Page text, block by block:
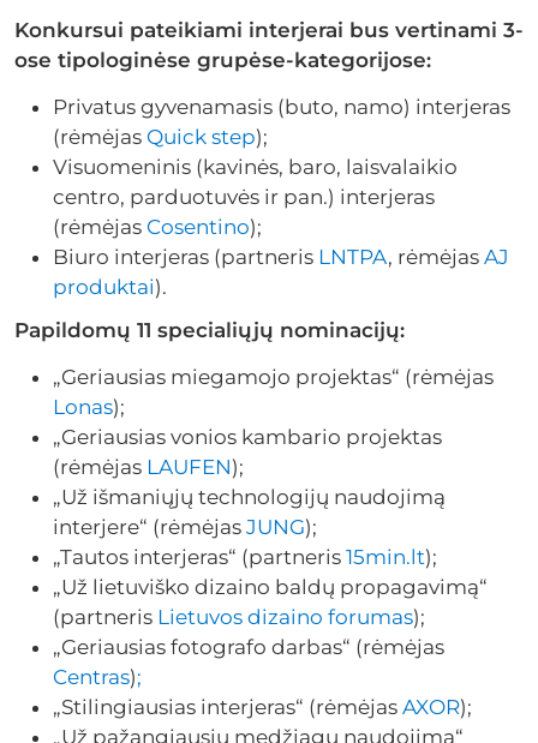
Konkursui pateikiami interjerai bus vertinami 3-
ose tipologinėse grupėse-kategorijose:
Privatus gyvenamasis (buto, namo) interjeras
(rėmėjas Quick step);
Visuomeninis (kavinės, baro, laisvalaikio
centro, parduotuvės ir pan.) interjeras
(rėmėjas Cosentino);
Biuro interjeras (partneris LNTPA, rėmėjas AJ
produktai).
Papildomų 11 specialiųjų nominacijų:
„Geriausias miegamojo projektas“ (rėmėjas
Lonas);
„Geriausias vonios kambario projektas
(rėmėjas LAUFEN);
„Už išmaniųjų technologijų naudojimą
interjere“ (rėmėjas JUNG);
„Tautos interjeras“ (partneris 15min.lt);
„Už lietuviško dizaino baldų propagavimą“
(partneris Lietuvos dizaino forumas);
„Geriausias fotografo darbas“ (rėmėjas
Centras);
„Stilingiausias interjeras“ (rėmėjas AXOR);
„Už pažangiausių medžiagų naudojimą“